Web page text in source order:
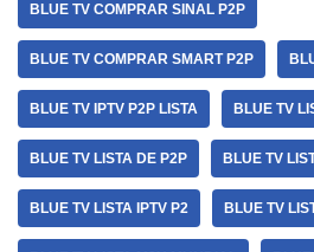
BLUE TV COMPRAR SINAL P2P
BLUE TV COMPRAR SMART P2P
BLUE TV IPTV P2P LISTA BLUE TV
BLUE TV LISTA DE P2P BLUE TV
BLUE TV LISTA IPTV P2 BLUE TV